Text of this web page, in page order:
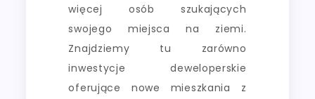
więcej osób szukających
swojego miejsca na ziemi.
Znajdziemy tu zarówno
inwestycje deweloperskie
oferujące nowe mieszkania z